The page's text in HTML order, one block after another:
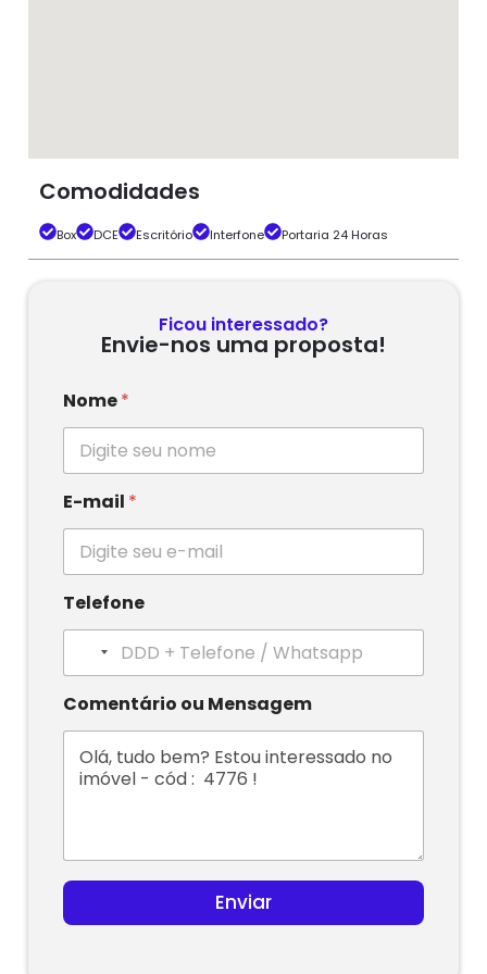
Comodidades
Box DCE Escritório Interfone Portaria 24 Horas
Ficou interessado?
Envie-nos uma proposta!
Nome*
E-mail *
Telefone
o
c
o
u
n
e
l
c
Comentário ou Mensagem
Enviar